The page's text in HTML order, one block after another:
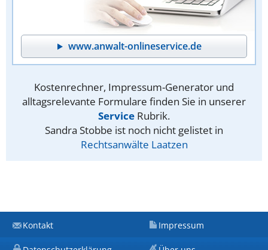
www.anwalt-onlineservice.de
Kostenrechner, Impressum-Generator und
alltagsrelevante Formulare finden Sie in unserer
Service Rubrik.
Sandra Stobbe ist noch nicht gelistet in
Rechtsanwälte Laatzen
Kontakt Impressum